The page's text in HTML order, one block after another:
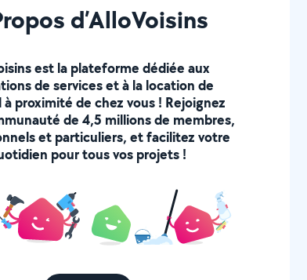
d’AlloVoisins
est la plateforme dédiée aux
de services et à la location de
proximité de chez vous ! Rejoignez
de 4,5 millions de membres,
et particuliers, et facilitez votre
pour tous vos projets !